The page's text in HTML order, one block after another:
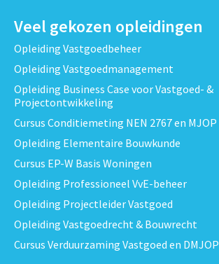
Veel gekozen opleidingen
Opleiding Vastgoedbeheer
Opleiding Vastgoedmanagement
Opleiding Business Case voor Vastgoed- &
Projectontwikkeling
Cursus Conditiemeting NEN 2767 en MJOP
Opleiding Elementaire Bouwkunde
Cursus EP-W Basis Woningen
Opleiding Professioneel VvE-beheer
Opleiding Projectleider Vastgoed
Opleiding Vastgoedrecht & Bouwrecht
Cursus Verduurzaming Vastgoed en DMJOP